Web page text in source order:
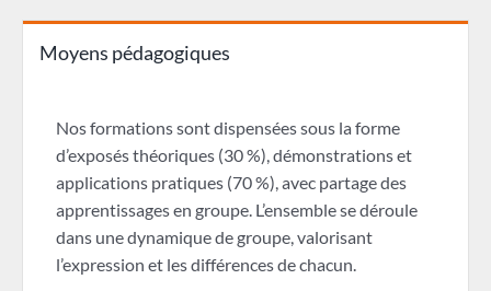
Moyens pédagogiques
Nos formations sont dispensées sous la forme
d’exposés théoriques (30 %), démonstrations et
applications pratiques (70 %), avec partage des
apprentissages en groupe. L’ensemble se déroule
dans une dynamique de groupe, valorisant
l’expression et les différences de chacun.